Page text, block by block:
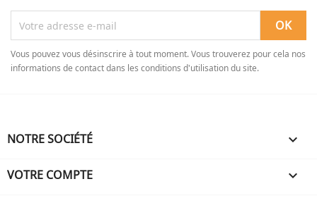
Vous pouvez vous désinscrire à tout moment. Vous trouverez pour cela nos
informations de contact dans les conditions d'utilisation du site.
NOTRE SOCIÉTÉ 
VOTRE COMPTE 